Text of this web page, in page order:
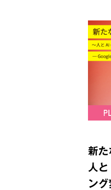
新
人
ン